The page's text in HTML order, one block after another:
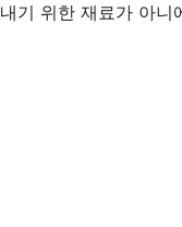
기 위한 재료가 아